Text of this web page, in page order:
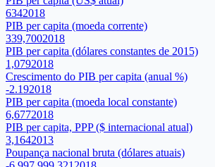
6342018
PIB per capita (moeda corrente)
339,7002018
PIB per capita (dólares constantes de 2015)
1,0792018
Crescimento do PIB per capita (anual %)
-2.192018
PIB per capita (moeda local constante)
6,6772018
PIB per capita, PPP ($ internacional atual)
3,1642013
Poupança nacional bruta (dólares atuais)